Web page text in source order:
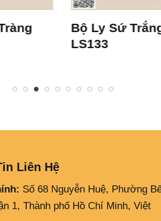
Bát Tràng
Ly Sứ
Dáng
Liên Hệ
Số 68 Nguyễn Huệ, Phường
1, Thành phố Hồ Chí Minh, Việt